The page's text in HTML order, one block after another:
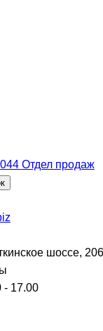
Отдел продаж
шоссе, 206
- 17.00